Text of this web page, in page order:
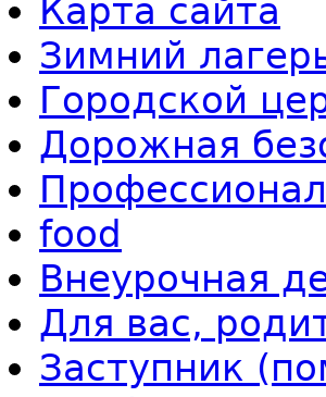
Карта сайта
Зимний
Городской
Дорожная
food
Внеурочная
Для вас,
Заступник